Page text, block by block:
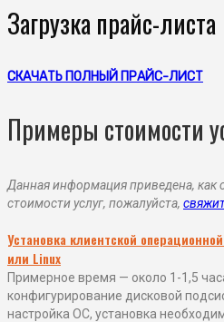
Загрузка прайс-листа
СКАЧАТЬ ПОЛНЫЙ ПРАЙС-ЛИСТ
Примеры стоимости
Данная информация приведена, как
стоимости услуг, пожалуйста,
Установка клиентской
или Linux
Примерное время — около 1-1,5
конфигурирование дисковой
настройка ОС, установка